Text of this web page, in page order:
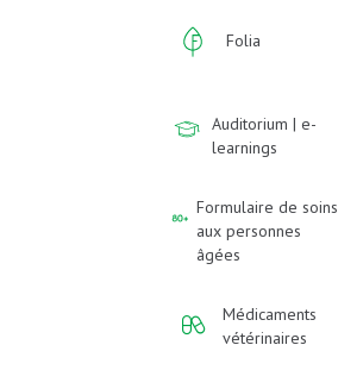
Folia
Auditorium | e-
learnings
Formulaire de soins
aux personnes
âgées
Médicaments
vétérinaires